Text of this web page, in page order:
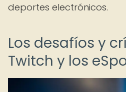
deportes electrónicos.
Los desafíos y
Twitch y los